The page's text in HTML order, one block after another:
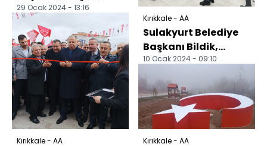
doğaya yiyecek
bırakıldı
29 Ocak 2024 - 13:16
Kırıkkale - AA
Kırıkkale - AA
Sulakyurt Belediye
Başkanı Bildik,
gazetecilerle
buluştu
10 Ocak 2024 - 09:10
Kırıkkale - AA